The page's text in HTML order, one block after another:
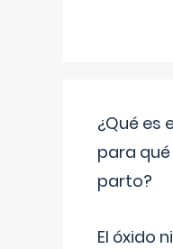
¿Qué es
para qué
parto?
El óxido